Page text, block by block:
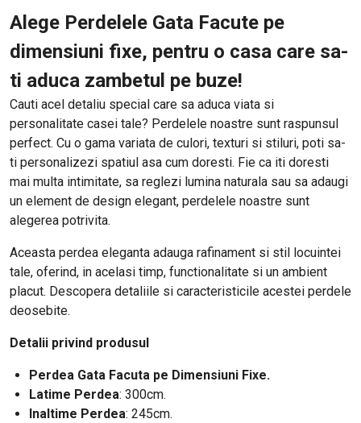
Alege Perdelele Gata Facute pe
dimensiuni fixe, pentru o casa care sa-
ti aduca zambetul pe buze!
Cauti acel detaliu special care sa aduca viata si
personalitate casei tale? Perdelele noastre sunt raspunsul
perfect. Cu o gama variata de culori, texturi si stiluri, poti sa-
ti personalizezi spatiul asa cum doresti. Fie ca iti doresti
mai multa intimitate, sa reglezi lumina naturala sau sa adaugi
un element de design elegant, perdelele noastre sunt
alegerea potrivita.
Aceasta perdea eleganta adauga rafinament si stil locuintei
tale, oferind, in acelasi timp, functionalitate si un ambient
placut. Descopera detaliile si caracteristicile acestei perdele
deosebite.
Detalii privind produsul
Perdea Gata Facuta pe Dimensiuni Fixe.
Latime Perdea: 300cm.
Inaltime Perdea: 245cm.